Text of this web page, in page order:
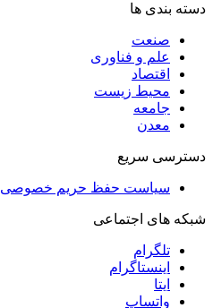
دسته بندی ها
صنعت
علم و فناوری
اقتصاد
محیط زیست
جامعه
معدن
دسترسی سریع
سیاست حفظ حریم خصوصی
شبکه های اجتماعی
تلگرام
اینستاگرام
ایتا
واتساپ